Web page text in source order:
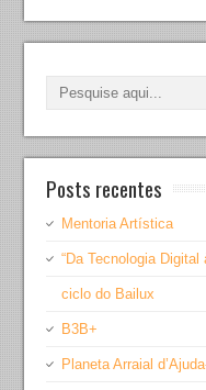
Posts recentes
Mentoria Artística
“Da Tecnologia
ciclo do Bailux
B3B+
Planeta Arraial